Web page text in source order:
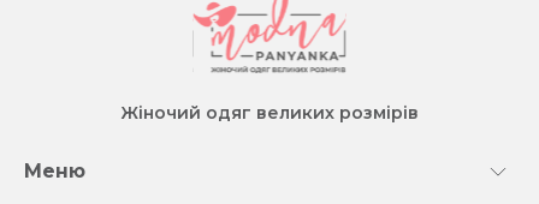
Жіночий одяг великих розмірів
Меню